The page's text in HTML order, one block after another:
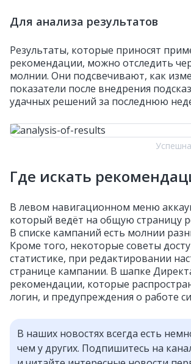
Для анализа результатов
Результаты, которые приносят
рекомендации, можно отследить
молнии. Они подсвечивают, как
показатели после внедрения
удачных решений за последнюю
Где искать
В левом навигационном меню
который ведёт на общую страницу
В списке кампаний есть молнии
Кроме того, некоторые советы
статистике, при редактировании
странице кампании. В шапке
рекомендации, которые
логин, и предупреждения о работе
В наших новостях всегда есть
чем у других. Подпишитесь на